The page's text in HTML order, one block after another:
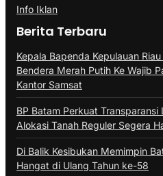
Info Iklan
Berita Terbaru
Kepala Bapenda Kepulauan
Bendera Merah Putih Ke Wajib
Kantor Samsat
BP Batam Perkuat Transparansi
Alokasi Tanah Reguler Segera
Di Balik Kesibukan Memimpin
Hangat di Ulang Tahun ke-58